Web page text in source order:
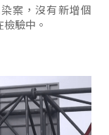
案，沒有新增個
驗中。